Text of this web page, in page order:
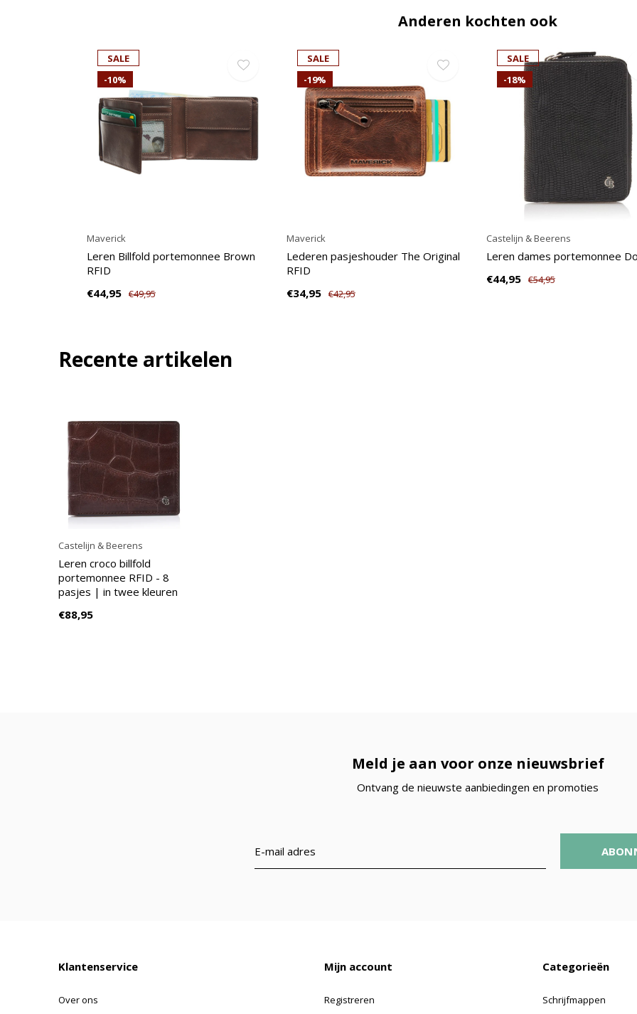
Anderen kochten ook
SALE
-10%
Maverick
Leren Billfold portemonnee Brown
RFID
€44,95 €49,95
SALE
-19%
Maverick
Lederen pasjeshouder The Original
RFID
€34,95 €42,95
SALE
-18%
Castelijn & Beerens
Leren dames portemonnee
€44,95 €54,95
Recente artikelen
Castelijn & Beerens
Leren croco billfold
portemonnee RFID - 8
pasjes | in twee kleuren
€88,95
Meld je aan voor onze nieuwsbrief
Ontvang de nieuwste aanbiedingen en promoties
Klantenservice
Over ons
Mijn account
Registreren
Categorieën
Schrijfmappen